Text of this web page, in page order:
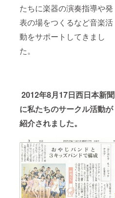
たちに楽器の演奏指導や発
表の場をつくるなど音楽活
動をサポートしてきまし
た。
2012年8月17日西日本新聞
に私たちのサークル活動が
紹介されました。